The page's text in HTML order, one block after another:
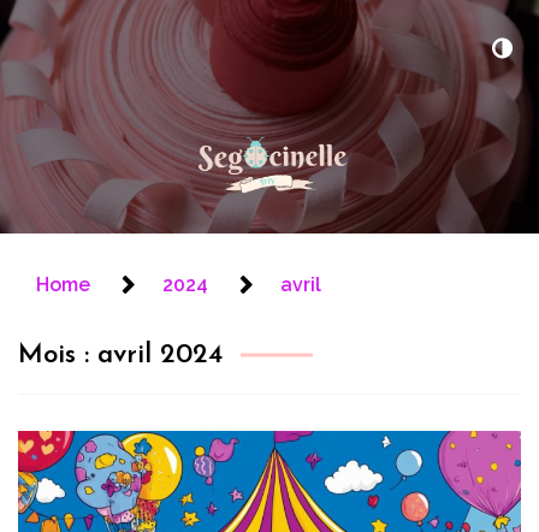
Segoccinelle
Blog astuce DIY
Home 2024 avril
Mois : avril 2024